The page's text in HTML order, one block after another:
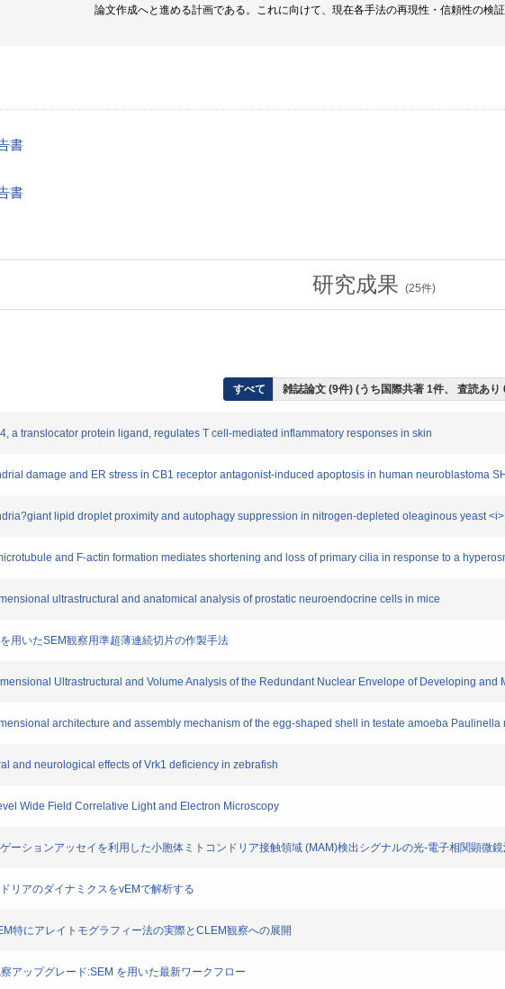
論文作成へと進める計画である。これに向けて、現在各手法の再現性・信頼性の検
書
書
研究成果 (25件)
すべて 雑誌論文 (9件) (うち国際共著 1件、 査読あ
a translocator protein ligand, regulates T cell-mediated inflammatory responses in skin
damage and ER stress in CB1 receptor antagonist-induced apoptosis in human neuroblastoma
lipid droplet proximity and autophagy suppression in nitrogen-depleted oleaginous yeast
and F-actin formation mediates shortening and loss of primary cilia in response to a
ultrastructural and anatomical analysis of prostatic neuroendocrine cells in mice
用いたSEM観察用準超薄連続切片の作製手法
Ultrastructural and Volume Analysis of the Redundant Nuclear Envelope of Developing and
architecture and assembly mechanism of the egg-shaped shell in testate amoeba Paulinella
and neurological effects of Vrk1 deficiency in zebrafish
Wide Field Correlative Light and Electron Microscopy
ーションアッセイを利用した小胞体ミトコンドリア接触領域 (MAM)検出シグナルの光-電子相関顕微
リアのダイナミクスをvEMで解析する
特にアレイトモグラフィー法の実際とCLEM観察への展開
アップグレード:SEM を用いた最新ワークフロー